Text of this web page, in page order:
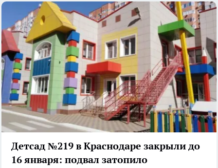
Детсад №219 в Краснодаре закрыли до
16 января: подвал затопило